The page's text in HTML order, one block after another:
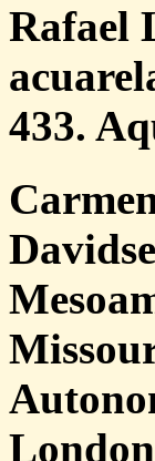
Rafael
433.